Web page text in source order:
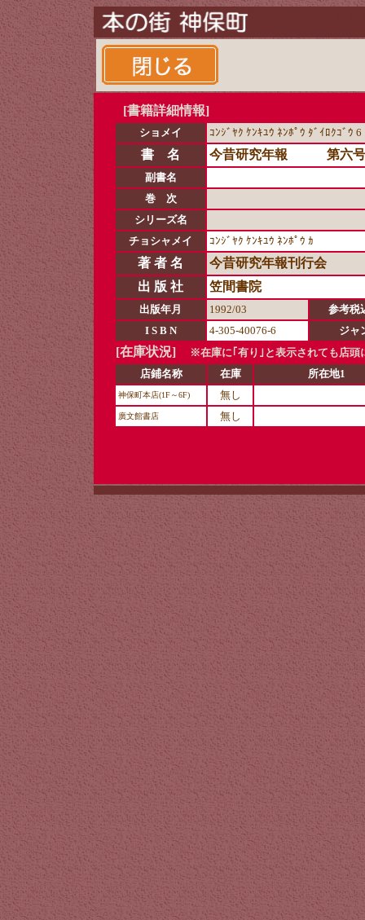
[書籍詳細情報]
ショメイ ｺﾝｼﾞﾔｸ ｹﾝｷﾕｳ ﾈﾝﾎﾟｳ ﾀﾞｲﾛｸｺﾞｳ 6
書 名 今昔研究年報 第六号
副書名
巻 次
シリーズ名
チョシャメイ
ｺﾝｼﾞﾔｸ ｹﾝｷﾕｳ ﾈﾝﾎﾟｳ ｶ
著 者 名
今昔研究年報刊行会
出 版 社
笠間書院
出版年月 1992/03
参考税
I S B N
4-305-40076-6 ジャ
[在庫状況]
※在庫に｢有り｣と表示されても店頭
店鋪名称
在庫 所在地1
神保町本店(1F～6F) 無し
廣文館書店 無し